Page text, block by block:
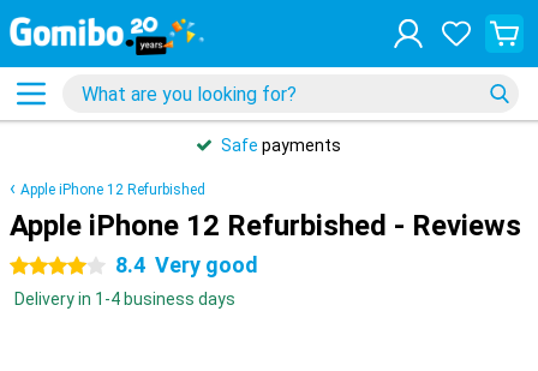
Safe payments
Apple iPhone 12 Refurbished
Apple iPhone 12 Refurbished - Reviews
4 stars 8.4 Very good
Delivery in 1-4 business days